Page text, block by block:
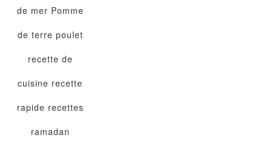
de mer Pomme
de terre poulet
recette de
cuisine recette
rapide recettes
ramadan